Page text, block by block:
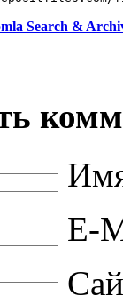
Search &
E-